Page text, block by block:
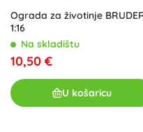
Ograda za životinje
1:16
Na skladištu
10,50 €
U košaricu